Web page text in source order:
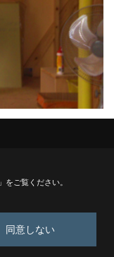
」をご覧ください。
同意しない